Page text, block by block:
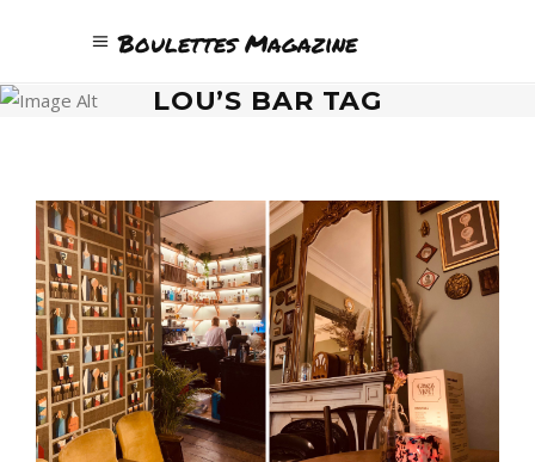
Boulettes Magazine
LOU’S BAR TAG